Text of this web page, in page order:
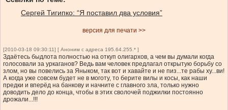
Сергей Тигипко: “Я поставил два условия”
версия для печати >>
[2010-03-18 09:30:11] [ Аноним с адреса 195.64.255.* ]
Здаётесь быдлота полностью на откуп олигархов, а чем вы думали когда
голосовали за уркаганов? Ведь вам человек предлагал открытую борьбу со
злом, но вы повелись за Яныком, так вот и хавайте и не пиз...те рабы ху...ви!
А когда уже совсем будет не в моготу, то берите вилы и косы, как наши
предки и вперёд на банкову и начните с главного зла, только нужно
доводить дело до конца, чтобы в этих сволочей поджилки постоянно
дрожали...!!!